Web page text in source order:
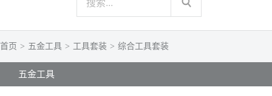
首页 > 五金工具 > 工具套装 > 综合工具套装
五金工具